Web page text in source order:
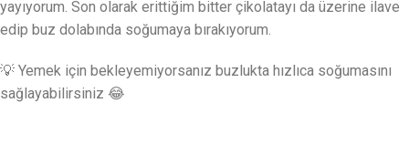
yayıyorum. Son olarak erittiğim bitter çikolatayı da üzerine ilave
edip buz dolabında soğumaya bırakıyorum.
💡 Yemek için bekleyemiyorsanız buzlukta hızlıca soğumasını
sağlayabilirsiniz 😂